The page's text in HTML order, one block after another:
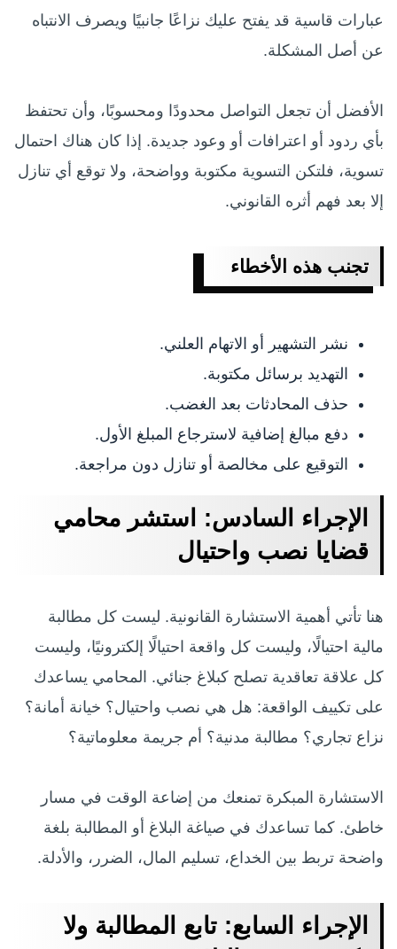
عبارات قاسية قد يفتح عليك نزاعًا جانبيًا ويصرف الانتباه
عن أصل المشكلة.
الأفضل أن تجعل التواصل محدودًا ومحسوبًا، وأن تحتفظ
بأي ردود أو اعترافات أو وعود جديدة. إذا كان هناك احتمال
تسوية، فلتكن التسوية مكتوبة وواضحة، ولا توقع أي تنازل
إلا بعد فهم أثره القانوني.
تجنب هذه الأخطاء
نشر التشهير أو الاتهام العلني.
التهديد برسائل مكتوبة.
حذف المحادثات بعد الغضب.
دفع مبالغ إضافية لاسترجاع المبلغ الأول.
التوقيع على مخالصة أو تنازل دون مراجعة.
الإجراء السادس: استشر محامي
قضايا نصب واحتيال
هنا تأتي أهمية الاستشارة القانونية. ليست كل مطالبة
مالية احتيالًا، وليست كل واقعة احتيالًا إلكترونيًا، وليست
كل علاقة تعاقدية تصلح كبلاغ جنائي. المحامي يساعدك
على تكييف الواقعة: هل هي نصب واحتيال؟ خيانة أمانة؟
نزاع تجاري؟ مطالبة مدنية؟ أم جريمة معلوماتية؟
الاستشارة المبكرة تمنعك من إضاعة الوقت في مسار
خاطئ. كما تساعدك في صياغة البلاغ أو المطالبة بلغة
واضحة تربط بين الخداع، تسليم المال، الضرر، والأدلة.
الإجراء السابع: تابع المطالبة ولا